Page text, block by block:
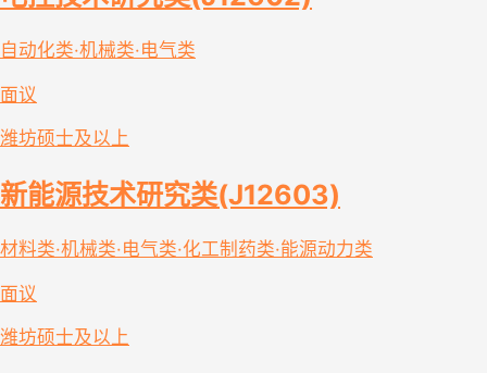
自动化类·机械类·电气类
面议
潍坊硕士及以上
新能源技术研究类(J12603)
材料类·机械类·电气类·化工制药类·能源动力类
面议
潍坊硕士及以上